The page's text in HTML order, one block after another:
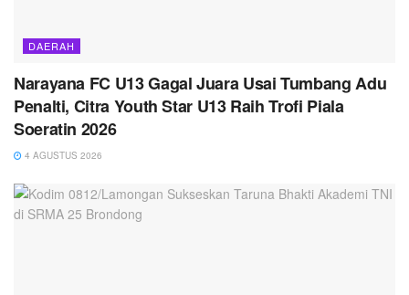
DAERAH
Narayana FC U13 Gagal Juara Usai Tumbang Adu
Penalti, Citra Youth Star U13 Raih Trofi Piala
Soeratin 2026
4 AGUSTUS 2026